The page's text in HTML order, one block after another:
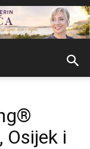
Osijek i